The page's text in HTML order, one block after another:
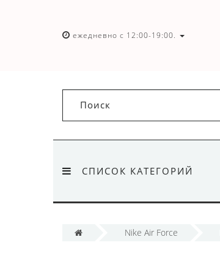
ежедневно с 12:00-19:00.
СПИСОК КАТЕГОРИЙ
Nike Air Force